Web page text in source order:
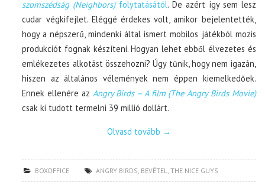
szomszédság (Neighbors)folytatásától. De azért így sem lesz
cudar végkifejlet. Eléggé érdekes volt, amikor bejelentették,
hogy a népszerű, mindenki által ismert mobilos játékból mozis
produkciót fognak készíteni. Hogyan lehet ebből élvezetes és
emlékezetes alkotást összehozni? Úgy tűnik, hogy nem igazán,
hiszen az általános vélemények nem éppen kiemelkedőek.
Ennek ellenére az Angry Birds – A film (The Angry Birds Movie)
csak ki tudott termelni 39 millió dollárt.
Olvasd tovább →
BOXOFFICE ANGRY BIRDS, BEVÉTEL,THE NICE GUYS